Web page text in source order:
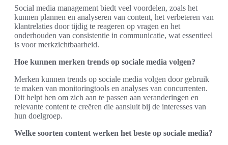
Social media management biedt veel voordelen, zoals het
kunnen plannen en analyseren van content, het verbeteren van
klantrelaties door tijdig te reageren op vragen en het
onderhouden van consistentie in communicatie, wat essentieel
is voor merkzichtbaarheid.
Hoe kunnen merken trends op sociale media volgen?
Merken kunnen trends op sociale media volgen door gebruik
te maken van monitoringtools en analyses van concurrenten.
Dit helpt hen om zich aan te passen aan veranderingen en
relevante content te creëren die aansluit bij de interesses van
hun doelgroep.
Welke soorten content werken het beste op sociale media?